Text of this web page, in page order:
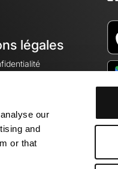
our
and
or that
légales